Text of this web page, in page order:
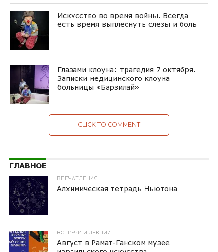
Искусство во время войны. Всегда
есть время выплеснуть слезы и боль
Глазами клоуна: трагедия 7 октября.
Записки медицинского клоуна
больницы «Барзилай»
CLICK TO COMMENT
ГЛАВНОЕ
ВПЕЧАТЛЕНИЯ
Алхимическая тетрадь Ньютона
ВСТРЕЧИ И ЛЕКЦИИ
Август в Рамат-Ганском музее